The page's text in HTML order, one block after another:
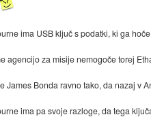
ima USB ključ s podatki, ki ga
agencijo za misije nemogoče torej
James Bonda ravno tako, da nazaj v
ima pa svoje razloge, da tega